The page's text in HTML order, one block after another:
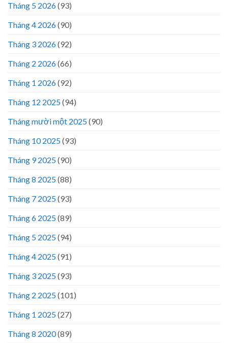
Tháng 5 2026(93)
Tháng 4 2026(90)
Tháng 3 2026(92)
Tháng 2 2026(66)
Tháng 1 2026(92)
Tháng 12 2025(94)
Tháng mười một 2025(90)
Tháng 10 2025(93)
Tháng 9 2025(90)
Tháng 8 2025(88)
Tháng 7 2025(93)
Tháng 6 2025(89)
Tháng 5 2025(94)
Tháng 4 2025(91)
Tháng 3 2025(93)
Tháng 2 2025(101)
Tháng 1 2025(27)
Tháng 8 2020(89)